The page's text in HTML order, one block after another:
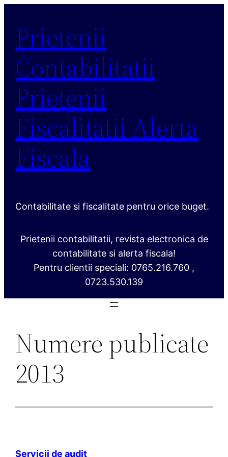
conținut
Prietenii
Contabilitatii
Prietenii
Fiscalitatii Alerta
Fiscala
Contabilitate si fiscalitate pentru orice buget.
Prietenii contabilitatii, revista electronica de
contabilitate si alerta fiscala!
Pentru clientii speciali: 0765.216.760 ,
0723.530.139
Numere publicate
2013
Servicii de audit